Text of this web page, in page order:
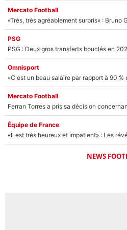
Mercato Football
PSG
Omnisport
Mercato Football
Équipe de France
NEWS